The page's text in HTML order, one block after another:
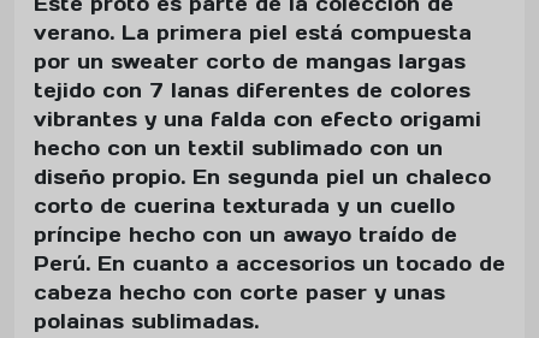
verano. La primera piel está compuesta
por un sweater corto de mangas largas
tejido con 7 lanas diferentes de colores
vibrantes y una falda con efecto origami
hecho con un textil sublimado con un
diseño propio. En segunda piel un chaleco
corto de cuerina texturada y un cuello
príncipe hecho con un awayo traído de
Perú. En cuanto a accesorios un tocado de
cabeza hecho con corte paser y unas
polainas sublimadas.